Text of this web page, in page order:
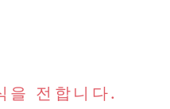
을 전합니다.